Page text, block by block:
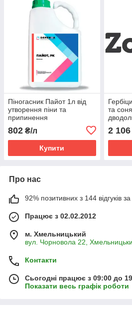
Піногасник Пайот 1л від
утворення піни та
припинення
802 ₴/л
Купити
та
л)
2 106
Про нас
92% позитивних з 144 відгуків за
Працює з 02.02.2012
м. Хмельницький
вул. Чорновола 22,
Контакти
Сьогодні працює з 09:00 до
Показати весь графік роботи